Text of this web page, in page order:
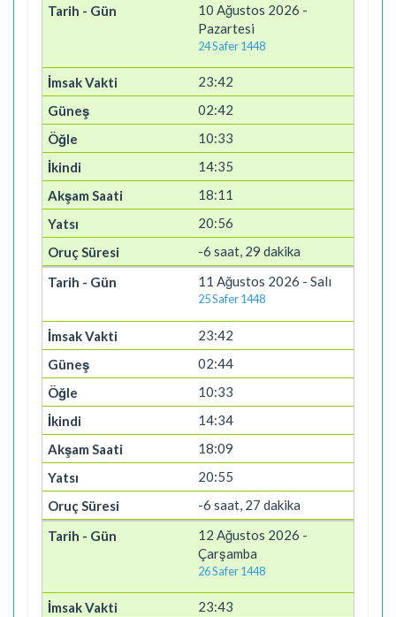
10 Ağustos 2026 -
Pazartesi
24 Safer 1448
23:42
02:42
10:33
14:35
18:11
20:56
-6 saat, 29 dakika
11 Ağustos 2026 - Salı
25 Safer 1448
23:42
02:44
10:33
14:34
18:09
20:55
-6 saat, 27 dakika
12 Ağustos 2026 -
Çarşamba
26 Safer 1448
23:43